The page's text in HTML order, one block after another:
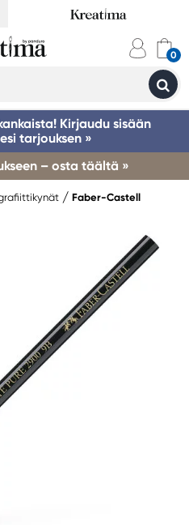
Kirjaudu sisään
tarjouksen »
– osta täältä »
Faber-Castell